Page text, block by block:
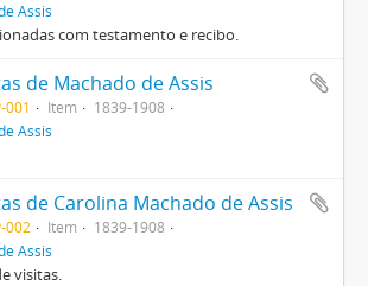
Assis
com testamento e recibo.
de Machado de Assis
001 Item
1839-1908
Assis
de Carolina Machado de Assis
002 Item
1839-1908
Assis
visitas.